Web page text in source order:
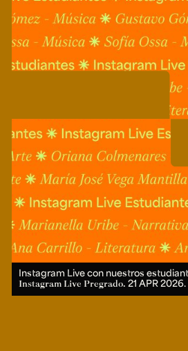
Instagram Live con nuestros
Instagram Live Pregrado. 21 APR 2026.